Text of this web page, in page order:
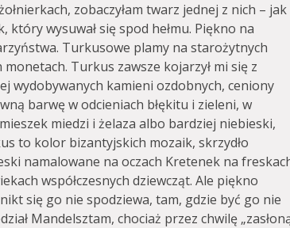
zobaczyłam twarz jednej z nich – jak
który wysuwał się spod hełmu. Piękno na
Turkusowe plamy na starożytnych
Turkus zawsze kojarzył mi się z
wydobywanych kamieni ozdobnych, ceniony
barwę w odcieniach błękitu i zieleni, w
miedzi i żelaza albo bardziej niebieski,
to kolor bizantyjskich mozaik, skrzydło
namalowane na oczach Kretenek na
współczesnych dziewcząt. Ale piękno
się go nie spodziewa, tam, gdzie być go nie
Mandelsztam, chociaż przez chwilę